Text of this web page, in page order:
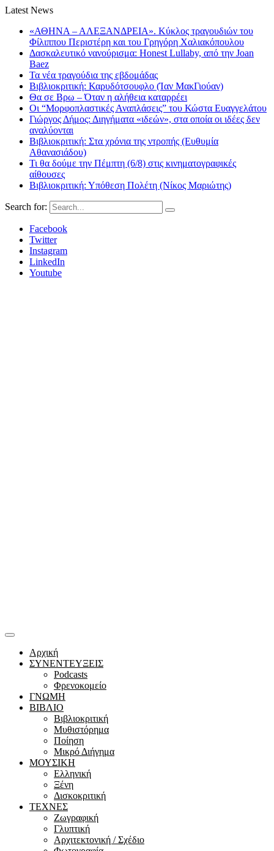
Latest News
«ΑΘΗΝΑ – ΑΛΕΞΑΝΔΡΕΙΑ». Κύκλος τραγουδιών του
Φίλιππου Περιστέρη και του Γρηγόρη Χαλιακόπουλου
Δασκαλευτικό νανούρισμα: Honest Lullaby, από την Joan
Baez
Τα νέα τραγούδια της εβδομάδας
Βιβλιοκριτική: Καρυδότσουφλο (Ίαν ΜακΓιούαν)
Θα σε Βρω – Όταν η αλήθεια καταρρέει
Οι “Μορφοπλαστικές Αναπλάσεις” του Κώστα Ευαγγελάτου
Γιώργος Δήμος: Διηγήματα «ιδεών», στα οποία οι ιδέες δεν
αναλύονται
Βιβλιοκριτική: Στα χρόνια της ντροπής (Ευθυμία
Αθανασιάδου)
Τι θα δούμε την Πέμπτη (6/8) στις κινηματογραφικές
αίθουσες
Βιβλιοκριτική: Υπόθεση Πολέτη (Νίκος Μαριώτης)
Search for:
Facebook
Twitter
Instagram
LinkedIn
Youtube
Αρχική
ΣΥΝΕΝΤΕΥΞΕΙΣ
Podcasts
Φρενοκομείο
ΓΝΩΜΗ
ΒΙΒΛΙΟ
Βιβλιοκριτική
Μυθιστόρημα
Ποίηση
Μικρό Διήγημα
ΜΟΥΣΙΚΗ
Ελληνική
Ξένη
Δισκοκριτική
ΤΕΧΝΕΣ
Ζωγραφική
Γλυπτική
Αρχιτεκτονική / Σχέδιο